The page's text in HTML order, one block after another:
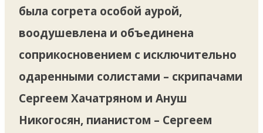
была согрета особой аурой,
воодушевлена и объединена
соприкосновением с исключительно
одаренными солистами – скрипачами
Сергеем Хачатряном и Ануш
Никогосян, пианистом – Сергеем